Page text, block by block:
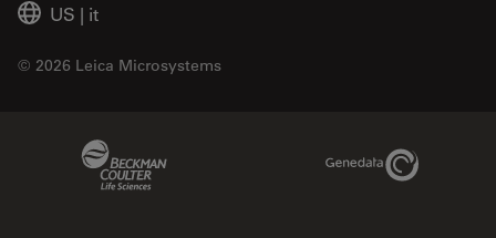
US | it
© 2026 Leica Microsystems
Genedata Link